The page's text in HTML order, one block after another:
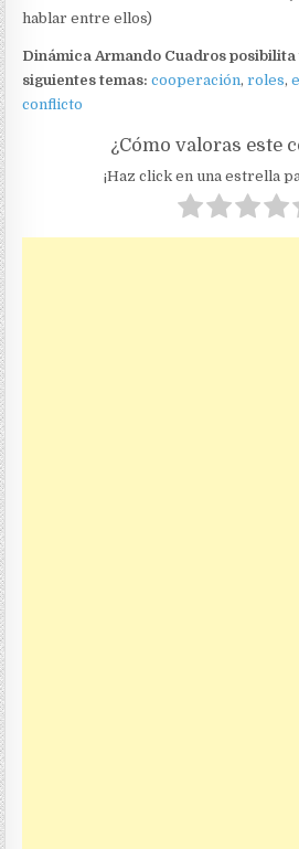
hablar entre ellos)
Dinámica Armando Cuadros
siguientes temas:cooperación,roles,
conflicto
¿Cómo valoras este
¡Haz click en una estrella